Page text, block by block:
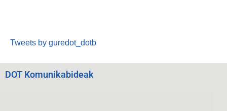
Tweets by guredot_dotb
DOT Komunikabideak